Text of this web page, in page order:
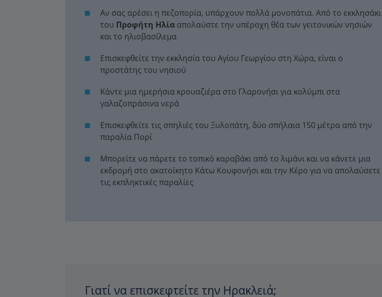
Αν σας αρέσει η πεζοπορία, υπάρχουν πολλά μονοπάτια. Από το εκκλησάκι
του Προφήτη Ηλία απολαύστε την υπέροχη θέα των γειτονικών νησιών
και το ηλιοβασίλεμα
Επισκεφθείτε την εκκλησία του Αγίου Γεωργίου στη Χώρα, είναι ο
προστάτης του νησιού
Κάντε μια ημερήσια κρουαζιέρα στο Γλαρονήσι για κολύμπι στα
γαλαζοπράσινα νερά
Επισκεφθείτε τις σπηλιές του Ξυλοπάτη, δύο σπήλαια 150 μέτρα από την
παραλία Πορί
Μπορείτε να πάρετε το τοπικό καραβάκι από το λιμάνι και να κάνετε μια
εκδρομή στο ακατοίκητο Κάτω Κουφονήσι και την Κέρο για να απολαύσετε
τις εκπληκτικές παραλίες
Γιατί να επισκεφτείτε την Ηρακλειά;